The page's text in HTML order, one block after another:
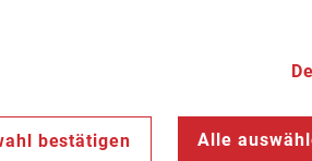
bestätigen Alle